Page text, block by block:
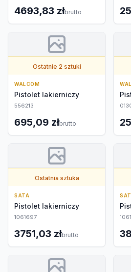
4693,83 złbrutto
Ostatnie 2 sztuki
WALCOM
Pistolet lakierniczy
556213
695,09 złbrutto
Ostatnia sztuka
SATA
Pistolet lakierniczy
1061697
3751,03 złbrutto